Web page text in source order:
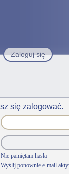
Zaloguj się
się zalogować.
Nie pamiętam hasła
Wyślij ponownie e-mail